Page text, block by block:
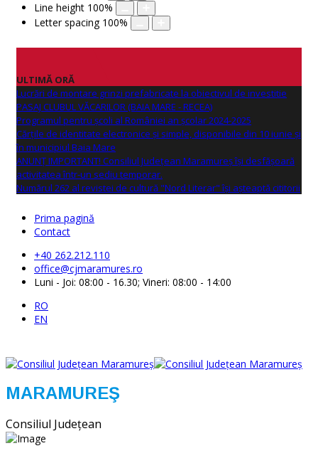
Line height 100%
Letter spacing 100%
ULTIMĂ ORĂ
Lucrări de montare grinzi prefabricate la obiectivul de investitie
PASAJ CLUBUL VĂCARILOR (BAIA MARE - RECEA)
Programul pentru școli al României an școlar 2024-2025
Cărțile de identitate electronice și simple, disponibile din 10 iunie și
în municipiul Baia Mare
ANUNŢ IMPORTANT! Consiliul Județean Maramureș își desfășoară
activitatea într-un sediu temporar.
Numărul 262 al revistei de cultură "Nord Literar" își așteaptă cititorii
Prima pagină
Contact
+40 262.212.110
office@cjmaramures.ro
Luni - Joi: 08:00 - 16.30; Vineri: 08:00 - 14:00
RO
EN
MARAMUREŞ
Consiliul Judeţean